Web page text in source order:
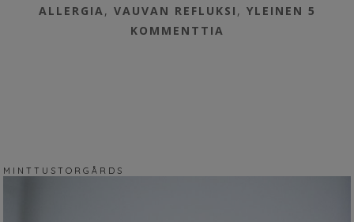
ALLERGIA,VAUVAN REFLUKSI ,YLEINEN 5
KOMMENTTIA
M I N T T U S T O R G Å R D S